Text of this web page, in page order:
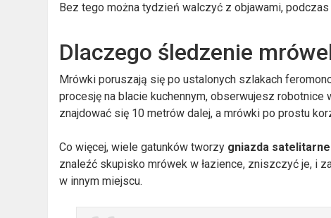
Bez tego można tydzień walczyć z objawami,
Dlaczego śledzenie
Mrówki poruszają się po ustalonych szlakach
procesję na blacie kuchennym, obserwujesz
znajdować się 10 metrów dalej, a mrówki po prostu
Co więcej, wiele gatunków tworzy gniazda satelitarne
znaleźć skupisko mrówek w łazience, zniszczyć je, i
w innym miejscu.